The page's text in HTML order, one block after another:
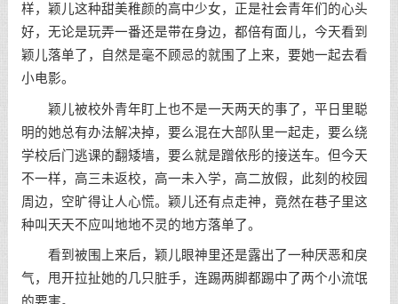
样，颖儿这种甜美稚颜的高中少女，正是社会青年们的心头
好，无论是玩弄一番还是带在身边，都倍有面儿，今天看到
颖儿落单了，自然是毫不顾忌的就围了上来，要她一起去看
小电影。
颖儿被校外青年盯上也不是一天两天的事了，平日里聪
明的她总有办法解决掉，要么混在大部队里一起走，要么绕
学校后门逃课的翻矮墙，要么就是蹭依彤的接送车。但今天
不一样，高三未返校，高一未入学，高二放假，此刻的校园
周边，空旷得让人心慌。颖儿还有点走神，竟然在巷子里这
种叫天天不应叫地地不灵的地方落单了。
看到被围上来后，颖儿眼神里还是露出了一种厌恶和戾
气，甩开拉扯她的几只脏手，连踢两脚都踢中了两个小流氓